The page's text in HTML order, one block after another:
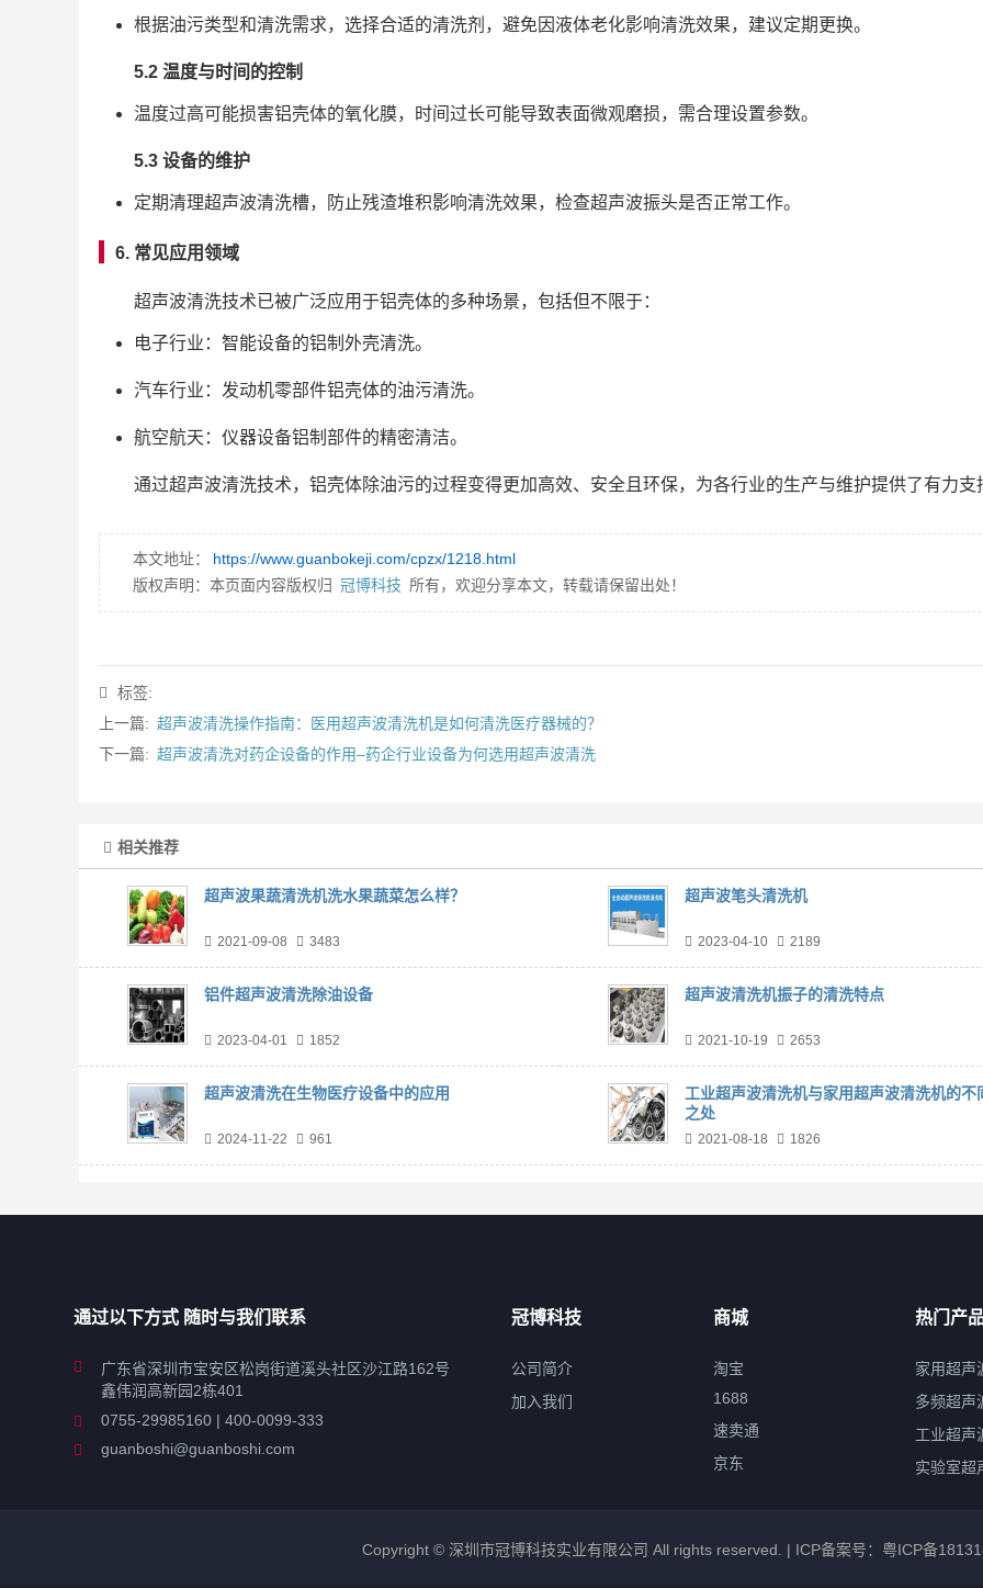
根据油污类型和清洗需求，选择合适的清洗剂，避免因液体老化影响清洗效果，建议定期更换。
5.2 温度与时间的控制
温度过高可能损害铝壳体的氧化膜，时间过长可能导致表面微观磨损，需合理设置参数。
5.3 设备的维护
定期清理超声波清洗槽，防止残渣堆积影响清洗效果，检查超声波振头是否正常工作。
6. 常见应用领域
超声波清洗技术已被广泛应用于铝壳体的多种场景，包括但不限于：
电子行业：智能设备的铝制外壳清洗。
汽车行业：发动机零部件铝壳体的油污清洗。
航空航天：仪器设备铝制部件的精密清洁。
通过超声波清洗技术，铝壳体除油污的过程变得更加高效、安全且环保，为各行业的生产与维护提供了有力支
本文地址：
https://www.guanbokeji.com/cpzx/1218.html
版权声明：本页面内容版权归 冠博科技 所有，欢迎分享本文，转载请保留出处！
标签:
上一篇: 超声波清洗操作指南：医用超声波清洗机是如何清洗医疗器械的？
下一篇: 超声波清洗对药企设备的作用–药企行业设备为何选用超声波清洗
相关推荐
超声波果蔬清洗机洗水果蔬菜怎么样？
2021-09-08 3483
超声波笔头清洗机
2023-04-10 2189
铝件超声波清洗除油设备
2023-04-01 1852
超声波清洗机振子的清洗特点
2021-10-19 2653
超声波清洗在生物医疗设备中的应用
2024-11-22 961
工业超声波清洗机与家用超声波清洗机的不
之处
2021-08-18 1826
通过以下方式 随时与我们联系
广东省深圳市宝安区松岗街道溪头社区沙江路162号
鑫伟润高新园2栋401
0755-29985160 | 400-0099-333
guanboshi@guanboshi.com
冠博科技
公司简介
加入我们
商城
淘宝
1688
速卖通
京东
热门产
家用超声
多频超声
工业超声
实验室超
Copyright © 深圳市冠博科技实业有限公司 All rights reserved. | ICP备案号：粤ICP备